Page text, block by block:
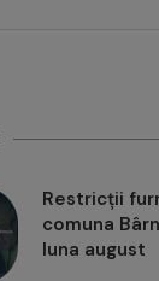
Restricții
comuna
luna august